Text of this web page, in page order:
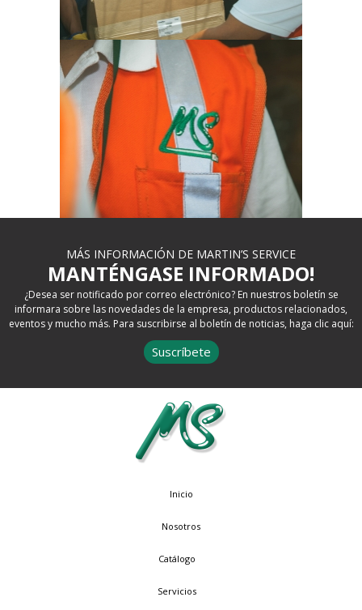
MÁS INFORMACIÓN DE MARTIN’S SERVICE
MANTÉNGASE INFORMADO!
¿Desea ser notificado por correo electrónico? En nuestros boletín se
informara sobre las novedades de la empresa, productos relacionados,
eventos y mucho más. Para suscribirse al boletín de noticias, haga clic aquí:
Suscríbete
Inicio
Nosotros
Catálogo
Servicios